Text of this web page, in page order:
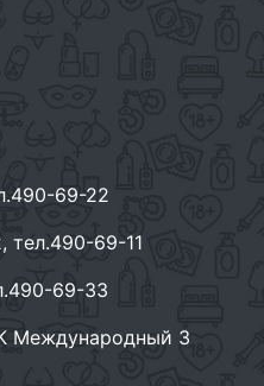
69-22
тел.490-69-11
69-33
Международный 3